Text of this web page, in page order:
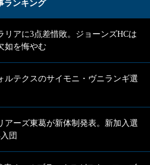
ランキング
リアに3点差惜敗。ジョーンズHCは
如を悔やむ
ルテクスのサイモニ・ヴニランギ選
アーズ東葛が新体制発表。新加入選
団